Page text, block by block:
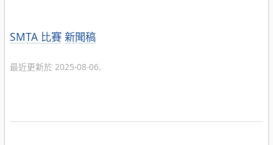
分
SMTA 比賽 新聞稿
最近更新於 2025-08-06.